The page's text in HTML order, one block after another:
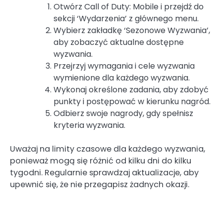
Otwórz Call of Duty: Mobile i przejdź do
sekcji ‘Wydarzenia’ z głównego menu.
Wybierz zakładkę ‘Sezonowe Wyzwania’,
aby zobaczyć aktualne dostępne
wyzwania.
Przejrzyj wymagania i cele wyzwania
wymienione dla każdego wyzwania.
Wykonaj określone zadania, aby zdobyć
punkty i postępować w kierunku nagród.
Odbierz swoje nagrody, gdy spełnisz
kryteria wyzwania.
Uważaj na limity czasowe dla każdego wyzwania,
ponieważ mogą się różnić od kilku dni do kilku
tygodni. Regularnie sprawdzaj aktualizacje, aby
upewnić się, że nie przegapisz żadnych okazji.